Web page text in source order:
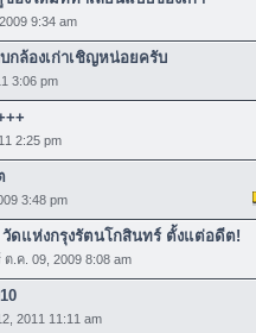
9:34 am
กล้องเก่าเชิญหน่อยครับ
3:06 pm
2:25 pm
3:48 pm
ดแห่งกรุงรัตนโกสินทร์ ตั้งแต่อดีต!
ต.ค. 09, 2009 8:08 am
2011 11:11 am